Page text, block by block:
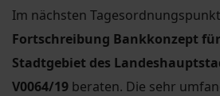
Im nächsten
Fortschreibung Bankkonzept
Stadtgebiet des
V0064/19 beraten. Die sehr